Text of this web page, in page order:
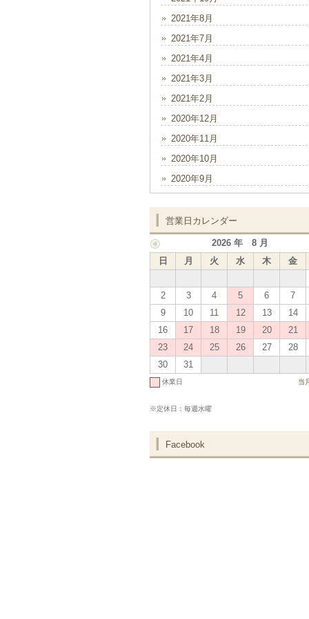
2021年8月
2021年7月
2021年4月
2021年3月
2021年2月
2020年12月
2020年11月
2020年10月
2020年9月
営業日カレンダー
2026 年 8 月
日
月 火 水 木 金
2
3 4 5 6 7
9
10 11 12 13 14
16
17 18 19 20 21
23
24 25 26 27 28
30
31
休業日 当
※定休日：毎週水曜
Facebook